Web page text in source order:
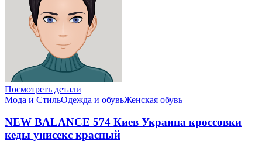
Посмотреть детали
Мода и СтильОдежда и обувьЖенская обувь
NEW BALANCE 574 Киев Украина кроссовки
кеды унисекс красный